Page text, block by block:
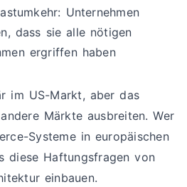
Unternehmen
dass sie alle nötigen
ergriffen haben
im US-Markt, aber das
Märkte ausbreiten. Wer
Systeme in europäischen
diese Haftungsfragen von
einbauen.